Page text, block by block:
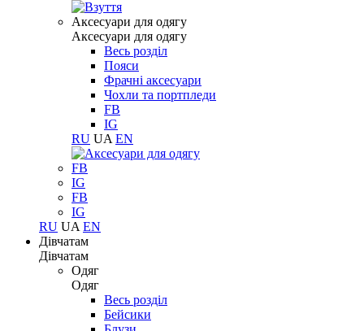
Aксесуари для одягу
Aксесуари для одягу
Весь розділ
Пояси
Фрачні аксесуари
Чохли та портпледи
FB
IG
RU UA EN
FB
IG
FB
IG
RU UA EN
Дівчатам
Дівчатам
Одяг
Одяг
Весь розділ
Бейсики